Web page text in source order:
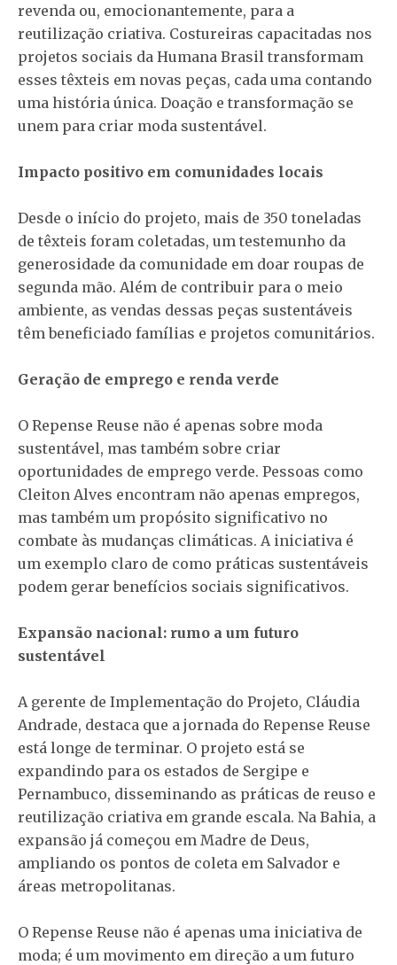
revenda ou, emocionantemente, para a
reutilização criativa. Costureiras capacitadas nos
projetos sociais da Humana Brasil transformam
esses têxteis em novas peças, cada uma contando
uma história única. Doação e transformação se
unem para criar moda sustentável.
Impacto positivo em comunidades locais
Desde o início do projeto, mais de 350 toneladas
de têxteis foram coletadas, um testemunho da
generosidade da comunidade em doar roupas de
segunda mão. Além de contribuir para o meio
ambiente, as vendas dessas peças sustentáveis
têm beneficiado famílias e projetos comunitários.
Geração de emprego e renda verde
O Repense Reuse não é apenas sobre moda
sustentável, mas também sobre criar
oportunidades de emprego verde. Pessoas como
Cleiton Alves encontram não apenas empregos,
mas também um propósito significativo no
combate às mudanças climáticas. A iniciativa é
um exemplo claro de como práticas sustentáveis
podem gerar benefícios sociais significativos.
Expansão nacional: rumo a um futuro
sustentável
A gerente de Implementação do Projeto, Cláudia
Andrade, destaca que a jornada do Repense Reuse
está longe de terminar. O projeto está se
expandindo para os estados de Sergipe e
Pernambuco, disseminando as práticas de reuso e
reutilização criativa em grande escala. Na Bahia, a
expansão já começou em Madre de Deus,
ampliando os pontos de coleta em Salvador e
áreas metropolitanas.
O Repense Reuse não é apenas uma iniciativa de
moda; é um movimento em direção a um futuro